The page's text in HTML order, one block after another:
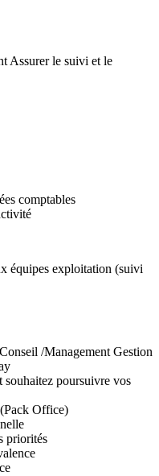
Assurer le suivi et le
comptables
équipes exploitation (suivi
/Management Gestion
souhaitez poursuivre vos
Office)
priorités